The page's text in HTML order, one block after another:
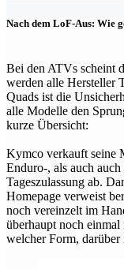
Nach dem LoF-Aus: Wie
Bei den ATVs scheint
werden alle Hersteller
Quads ist die
alle Modelle den
kurze Übersicht:
Kymco verkauft seine
Enduro-, als auch
Tageszulassung ab.
Homepage verweist
noch vereinzelt im
überhaupt noch
welcher Form, darüber